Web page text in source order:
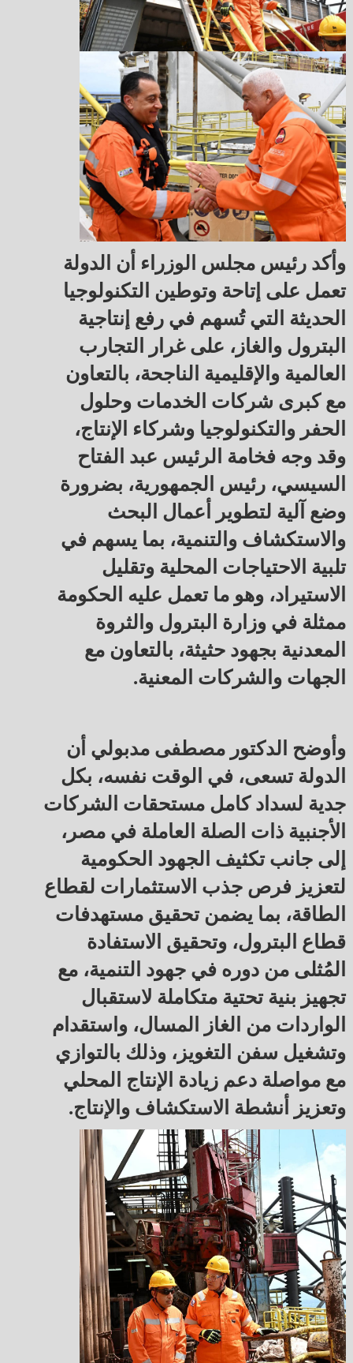
وأكد رئيس مجلس الوزراء أن الدولة
تعمل على إتاحة وتوطين التكنولوجيا
الحديثة التي تُسهم في رفع إنتاجية
البترول والغاز، على غرار التجارب
العالمية والإقليمية الناجحة، بالتعاون
مع كبرى شركات الخدمات وحلول
الحفر والتكنولوجيا وشركاء الإنتاج،
وقد وجه فخامة الرئيس عبد الفتاح
السيسي، رئيس الجمهورية، بضرورة
وضع آلية لتطوير أعمال البحث
والاستكشاف والتنمية، بما يسهم في
تلبية الاحتياجات المحلية وتقليل
الاستيراد، وهو ما تعمل عليه الحكومة
ممثلة في وزارة البترول والثروة
المعدنية بجهود حثيثة، بالتعاون مع
الجهات والشركات المعنية.
وأوضح الدكتور مصطفى مدبولي أن
الدولة تسعى، في الوقت نفسه، بكل
جدية لسداد كامل مستحقات الشركات
الأجنبية ذات الصلة العاملة في مصر،
إلى جانب تكثيف الجهود الحكومية
لتعزيز فرص جذب الاستثمارات لقطاع
الطاقة، بما يضمن تحقيق مستهدفات
قطاع البترول، وتحقيق الاستفادة
المُثلى من دوره في جهود التنمية، مع
تجهيز بنية تحتية متكاملة لاستقبال
الواردات من الغاز المسال، واستقدام
وتشغيل سفن التغويز، وذلك بالتوازي
مع مواصلة دعم زيادة الإنتاج المحلي
وتعزيز أنشطة الاستكشاف والإنتاج.